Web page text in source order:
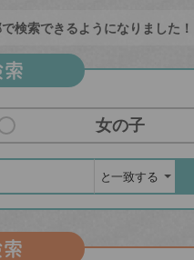
検索できるようになりました！
索
女の子